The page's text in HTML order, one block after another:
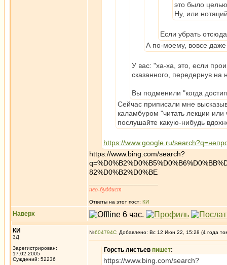
это было
Ну, или
Если убрать
А по-моему, вовсе
У вас: "ха-ха, это, если
сказанного, передернув
Вы подменили "когда
Сейчас приписали мне
каламбуром "читать лекции
послушайте какую-нибудь
https://www.google.ru/
https://www.bing.com/search?
82%D0%B2%D0%BE
нео-буддист
Ответы на этот пост: КИ
Наверх
КИ
3Д
Зарегистрирован:
17.02.2005
Суждений: 52236
№604794 Добавлено: Вс 12 Июн 22, 15:28 (4 года
Горсть листьев пишет:
https://www.bing.com/search?